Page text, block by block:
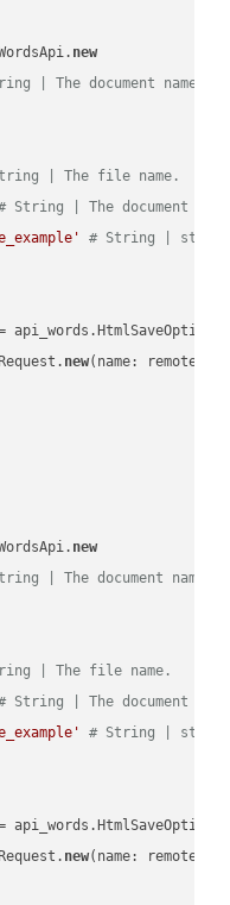
new
| The document name.
| The file name.
String | The document
# String |
new(name:
new
| The document name.
| The file name.
String | The document
# String |
new(name: